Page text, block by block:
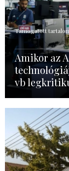
Támogatott
Amikor az
vb